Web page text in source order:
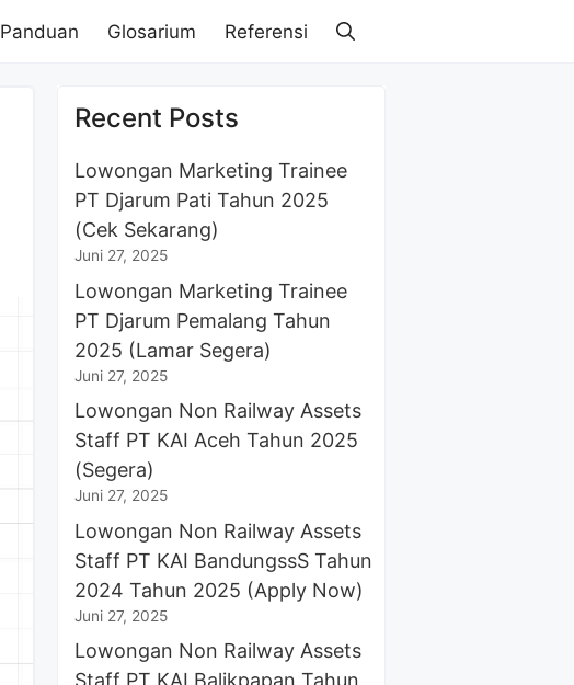
Panduan Glosarium Referensi
Recent Posts
Lowongan Marketing Trainee
PT Djarum Pati Tahun 2025
(Cek Sekarang)
Juni 27, 2025
Lowongan Marketing Trainee
PT Djarum Pemalang Tahun
2025 (Lamar Segera)
Juni 27, 2025
Lowongan Non Railway Assets
Staff PT KAI Aceh Tahun 2025
(Segera)
Juni 27, 2025
Lowongan Non Railway Assets
Staff PT KAI BandungssS Tahun
2024 Tahun 2025 (Apply Now)
Juni 27, 2025
Lowongan Non Railway Assets